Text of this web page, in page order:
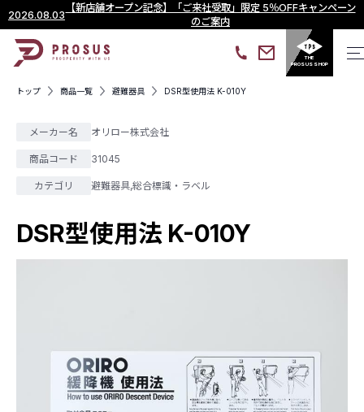
2026.08.03
【新店舗オープン記念】「ご来社受取」限定 5％OFFキャンペーン
のご案内
THE
PROSUS SHOP
トップ 商品一覧 避難器具 DSR型使用法 K-010Y
メーカー名 オリロー株式会社
商品コード 31045
カテゴリ 避難器具,総合標識・ラベル
DSR型使用法 K-010Y